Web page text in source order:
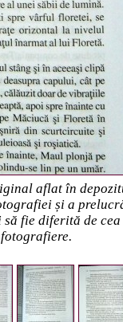
aflat în
și a
fie diferită de